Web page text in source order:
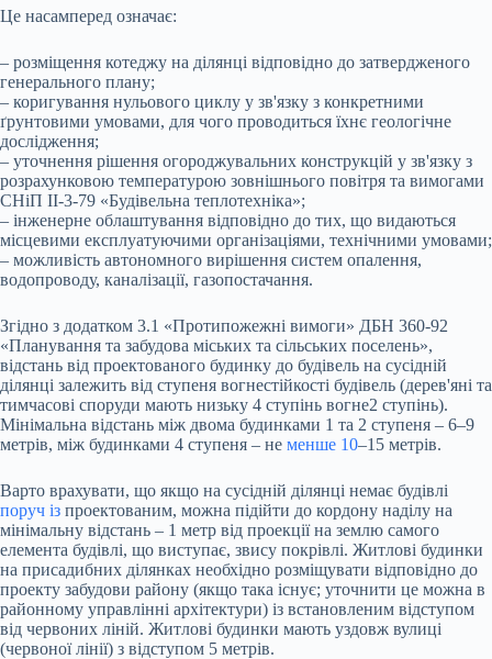
Це насамперед означає:
– розміщення котеджу на ділянці відповідно до затвердженого
генерального плану;
– коригування нульового циклу у зв'язку з конкретними
ґрунтовими умовами, для чого проводиться їхнє геологічне
дослідження;
– уточнення рішення огороджувальних конструкцій у зв'язку з
розрахунковою температурою зовнішнього повітря та вимогами
СНіП II-3-79 «Будівельна теплотехніка»;
– інженерне облаштування відповідно до тих, що видаються
місцевими експлуатуючими організаціями, технічними умовами;
– можливість автономного вирішення систем опалення,
водопроводу, каналізації, газопостачання.
Згідно з додатком 3.1 «Протипожежні вимоги» ДБН 360-92
«Планування та забудова міських та сільських поселень»,
відстань від проектованого будинку до будівель на сусідній
ділянці залежить від ступеня вогнестійкості будівель (дерев'яні та
тимчасові споруди мають низьку 4 ступінь вогне2 ступінь).
Мінімальна відстань між двома будинками 1 та 2 ступеня – 6–9
метрів, між будинками 4 ступеня – не менше 10–15 метрів.
Варто врахувати, що якщо на сусідній ділянці немає будівлі
поруч із проектованим, можна підійти до кордону наділу на
мінімальну відстань – 1 метр від проекції на землю самого
елемента будівлі, що виступає, звису покрівлі. Житлові будинки
на присадибних ділянках необхідно розміщувати відповідно до
проекту забудови району (якщо така існує; уточнити це можна в
районному управлінні архітектури) із встановленим відступом
від червоних ліній. Житлові будинки мають уздовж вулиці
(червоної лінії) з відступом 5 метрів.